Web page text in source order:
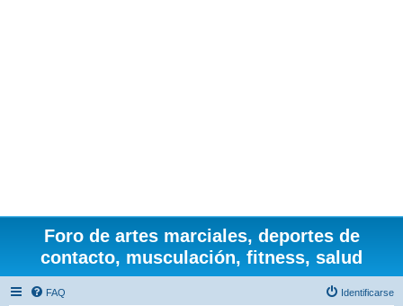
Foro de artes marciales, deportes de
contacto, musculación, fitness, salud
FAQ Identificarse